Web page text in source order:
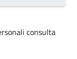
consulta